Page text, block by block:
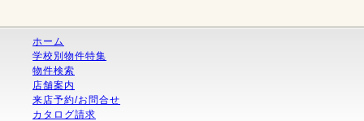
ホーム
学校別物件特集
物件検索
店舗案内
来店予約/お問合せ
カタログ請求